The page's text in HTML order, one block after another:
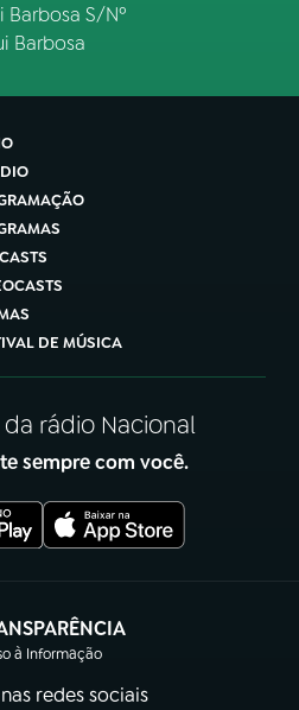
Barbosa S/Nº
Barbosa
DE MÚSICA
rádio Nacional
sempre com você.
à Informação
(abre em nova aba)
redes sociais